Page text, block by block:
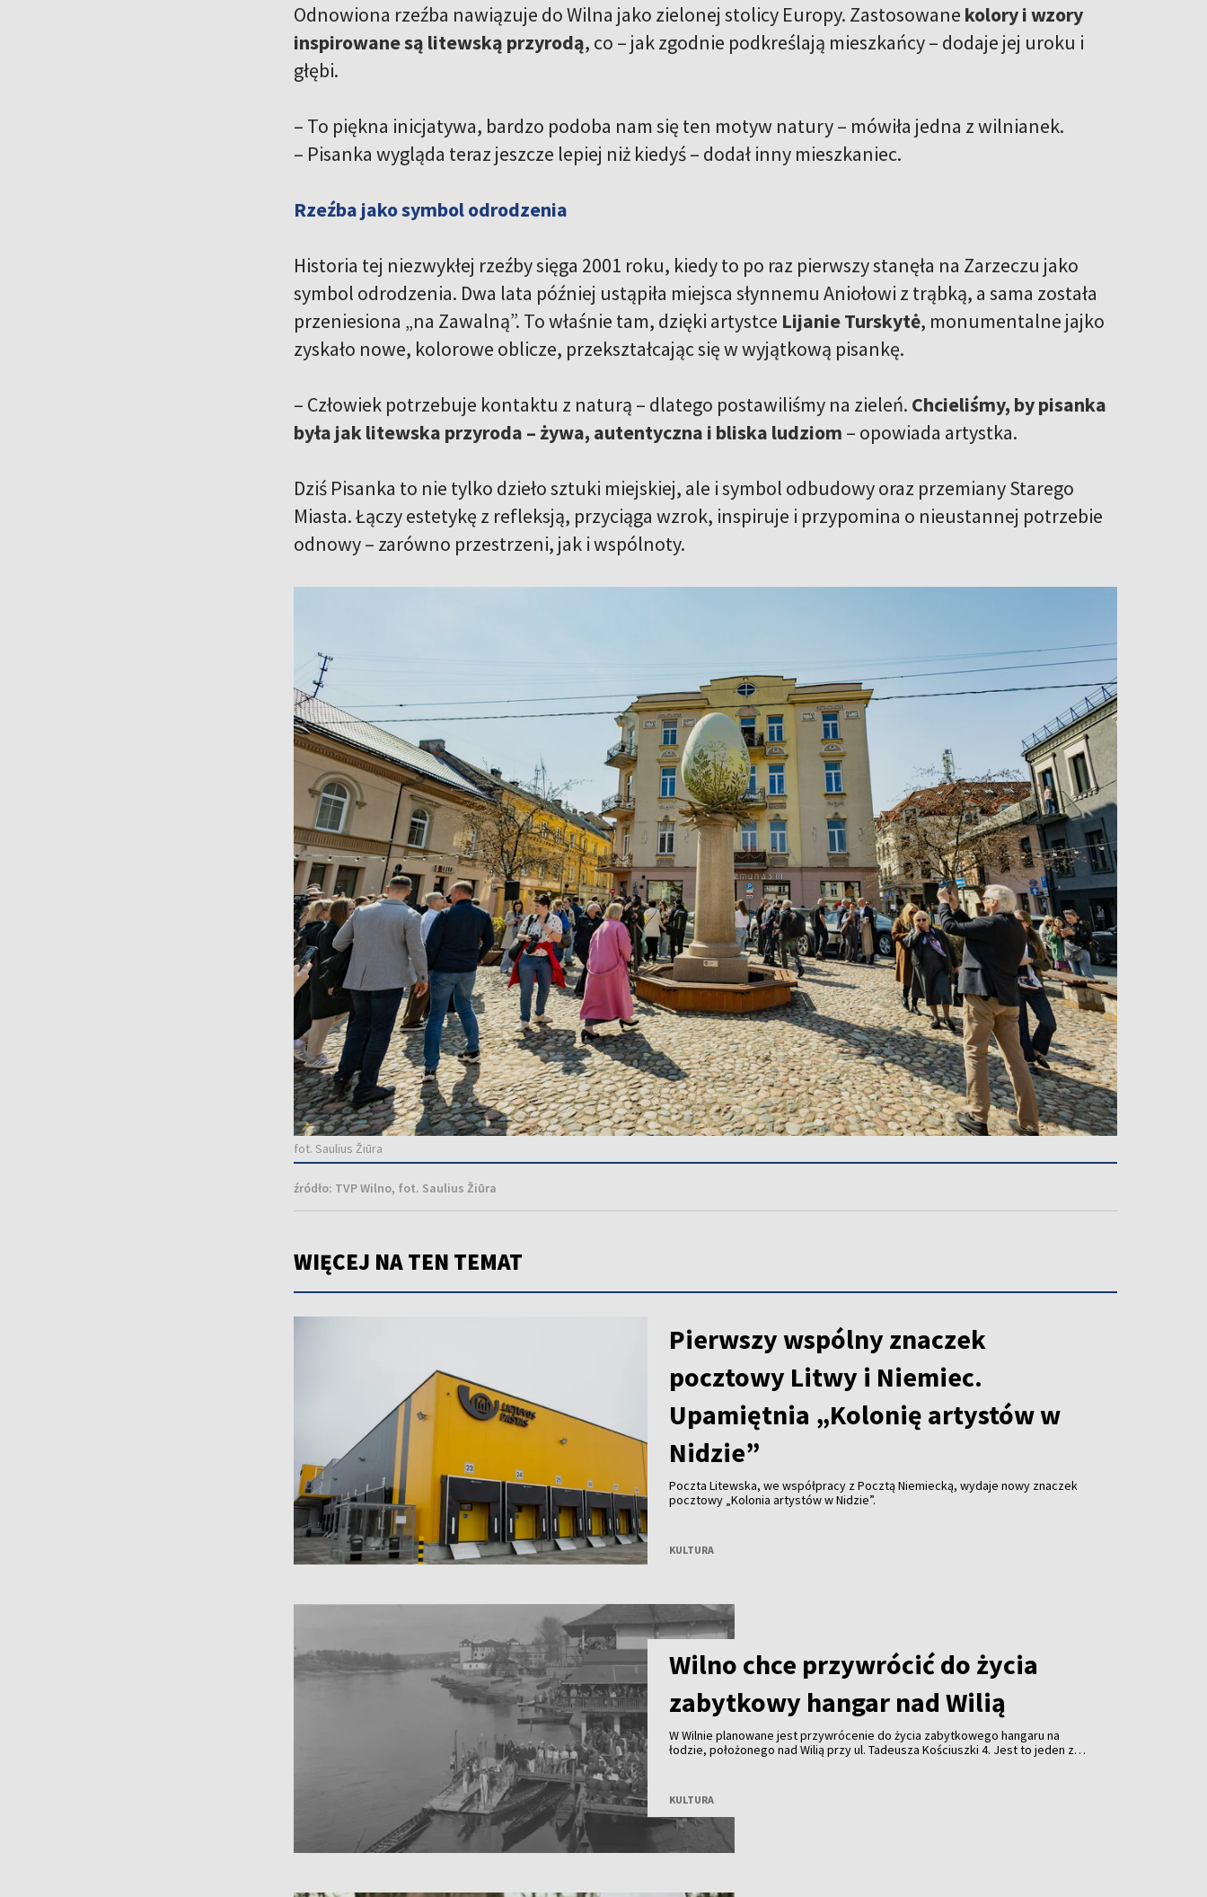
Odnowiona rzeźba nawiązuje do Wilna jako zielonej stolicy Europy. Zastosowane kolory i wzory
inspirowane są litewską przyrodą, co – jak zgodnie podkreślają mieszkańcy – dodaje jej uroku i
głębi.
– To piękna inicjatywa, bardzo podoba nam się ten motyw natury – mówiła jedna z wilnianek.
– Pisanka wygląda teraz jeszcze lepiej niż kiedyś – dodał inny mieszkaniec.
Rzeźba jako symbol odrodzenia
Historia tej niezwykłej rzeźby sięga 2001 roku, kiedy to po raz pierwszy stanęła na Zarzeczu jako
symbol odrodzenia. Dwa lata później ustąpiła miejsca słynnemu Aniołowi z trąbką, a sama została
przeniesiona „na Zawalną”. To właśnie tam, dzięki artystce Lijanie Turskytė, monumentalne jajko
zyskało nowe, kolorowe oblicze, przekształcając się w wyjątkową pisankę.
– Człowiek potrzebuje kontaktu z naturą – dlatego postawiliśmy na zieleń. Chcieliśmy, by pisanka
była jak litewska przyroda – żywa, autentyczna i bliska ludziom – opowiada artystka.
Dziś Pisanka to nie tylko dzieło sztuki miejskiej, ale i symbol odbudowy oraz przemiany Starego
Miasta. Łączy estetykę z refleksją, przyciąga wzrok, inspiruje i przypomina o nieustannej potrzebie
odnowy – zarówno przestrzeni, jak i wspólnoty.
fot. Saulius Žiūra
źródło: TVP Wilno, fot. Saulius Žiūra
WIĘCEJ NA TEN TEMAT
Pierwszy wspólny znaczek
pocztowy Litwy i Niemiec.
Upamiętnia „Kolonię artystów w
Nidzie”
Poczta Litewska, we współpracy z Pocztą Niemiecką, wydaje nowy znaczek
pocztowy „Kolonia artystów w Nidzie”.
KULTURA
Wilno chce przywrócić do życia
zabytkowy hangar nad Wilią
W Wilnie planowane jest przywrócenie do życia zabytkowego hangaru na
łodzie, położonego nad Wilią przy ul. Tadeusza Kościuszki 4. Jest to jeden z
KULTURA